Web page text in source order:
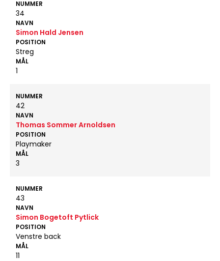
NUMMER
34
NAVN
Simon Hald Jensen
POSITION
Streg
MÅL
1
NUMMER
42
NAVN
Thomas Sommer Arnoldsen
POSITION
Playmaker
MÅL
3
NUMMER
43
NAVN
Simon Bogetoft Pytlick
POSITION
Venstre back
MÅL
11